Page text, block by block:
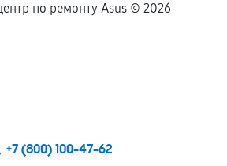
по ремонту Asus © 2026
+7 (800) 100-47-62